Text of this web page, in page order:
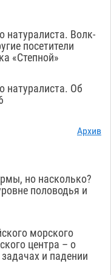
натуралиста. Волк-
посетители
«Степной»
натуралиста. Об
Архив
но насколько?
половодья и
морского
центра – о
и падении